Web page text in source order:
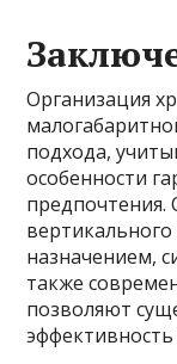
Организация
подхода,
особенности
предпочтения.
назначением,
также
позволяют
эффективность